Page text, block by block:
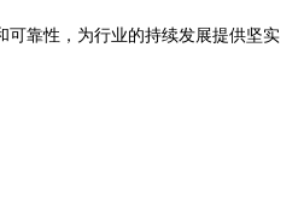
靠性，为行业的持续发展提供坚实